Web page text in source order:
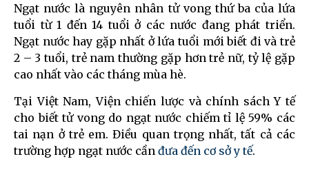
Ngạt nước là nguyên nhân tử vong thứ ba của lứa
tuổi từ 1 đến 14 tuổi ở các nước đang phát triển.
Ngạt nước hay gặp nhất ở lứa tuổi mới biết đi và trẻ
2 – 3 tuổi, trẻ nam thường gặp hơn trẻ nữ, tỷ lệ gặp
cao nhất vào các tháng mùa hè.
Tại Việt Nam, Viện chiến lược và chính sách Y tế
cho biết tử vong do ngạt nước chiếm tỉ lệ 59% các
tai nạn ở trẻ em. Điều quan trọng nhất, tất cả các
trường hợp ngạt nước cần đưa đến cơ sở y tế.